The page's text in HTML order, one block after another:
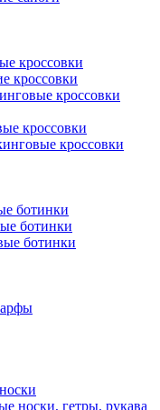
кроссовки
кроссовки
кроссовки
кроссовки
кроссовки
ботинки
ботинки
ботинки
носки, гетры, рукава